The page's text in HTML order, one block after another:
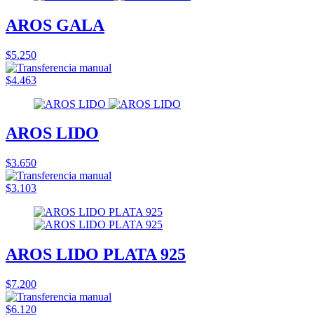
AROS GALA
$5.250
$4.463
AROS LIDO
$3.650
$3.103
AROS LIDO PLATA 925
$7.200
$6.120